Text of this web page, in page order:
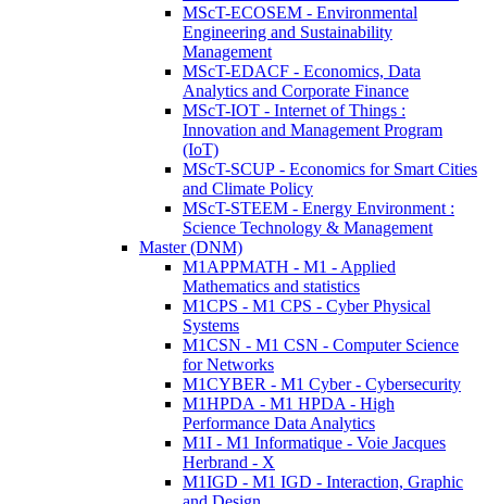
MScT-ECOSEM - Environmental
Engineering and Sustainability
Management
MScT-EDACF - Economics, Data
Analytics and Corporate Finance
MScT-IOT - Internet of Things :
Innovation and Management Program
(IoT)
MScT-SCUP - Economics for Smart Cities
and Climate Policy
MScT-STEEM - Energy Environment :
Science Technology & Management
Master (DNM)
M1APPMATH - M1 - Applied
Mathematics and statistics
M1CPS - M1 CPS - Cyber Physical
Systems
M1CSN - M1 CSN - Computer Science
for Networks
M1CYBER - M1 Cyber - Cybersecurity
M1HPDA - M1 HPDA - High
Performance Data Analytics
M1I - M1 Informatique - Voie Jacques
Herbrand - X
M1IGD - M1 IGD - Interaction, Graphic